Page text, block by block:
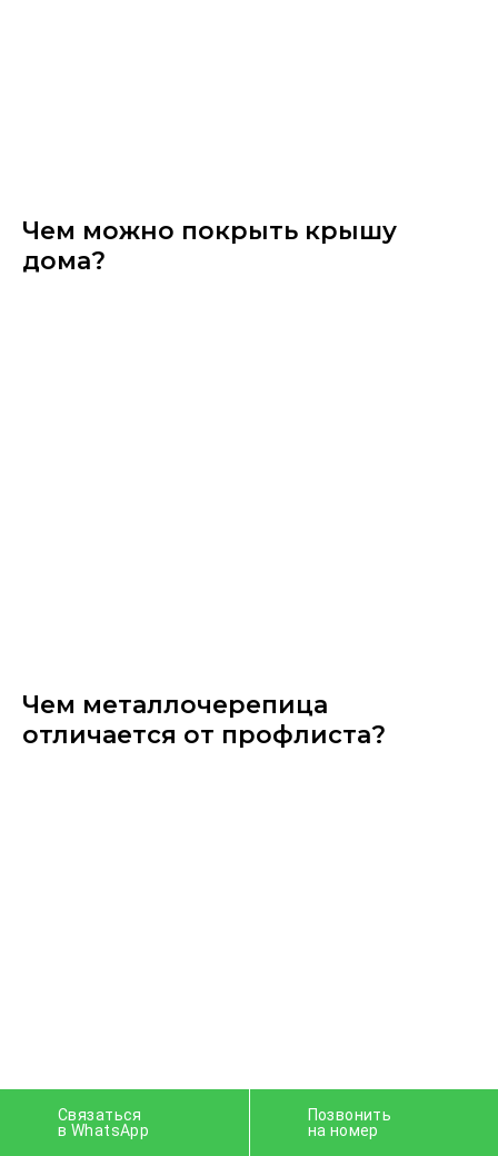
Чем можно покрыть крышу
дома?
Чем металлочерепица​
отличается от профлиста?
Связаться
в WhatsApp
Позвонить
на номер